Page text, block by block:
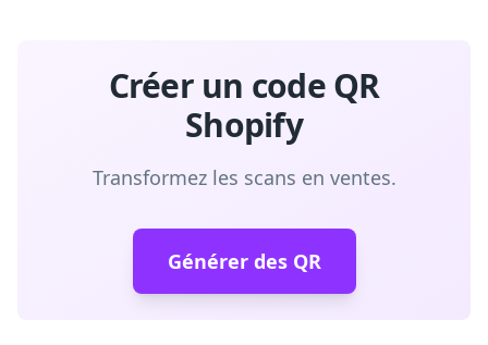
Créer un code QR
Shopify
Transformez les scans en ventes.
Générer des QR